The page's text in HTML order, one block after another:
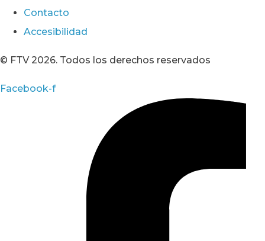
Contacto
Accesibilidad
© FTV 2026. Todos los derechos reservados
Facebook-f